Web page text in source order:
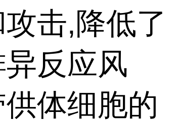
击,降低了
反应风
体细胞的